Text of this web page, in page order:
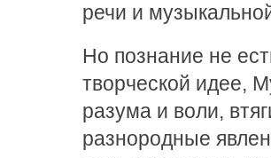
речи и
Но познание не
творческой идее,
разума и воли,
разнородные